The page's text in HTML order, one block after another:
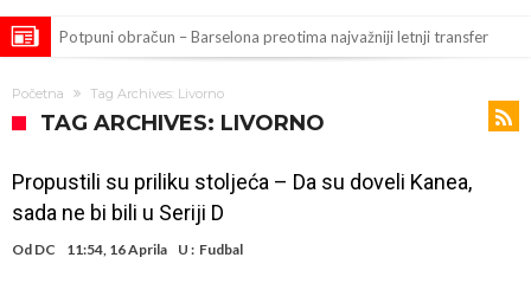
Potpuni obračun – Barselona preotima najvažniji letnji transfer
Zverev se odmah “raspao”
Infantino imao ljubavnicu: Isplivale skandalozne informacije, dobila je
Arsenal dovodi zvijezdu Serie A za 138 miliona eura?
Početna Tag Archives: Livorno
TAG ARCHIVES: LIVORNO
Propustili su priliku stoljeća – Da su doveli Kanea,
sada ne bi bili u Seriji D
Od DC 11:54, 16 Aprila U : Fudbal